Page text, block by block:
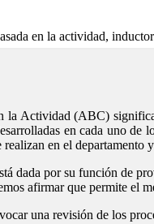
en la actividad,
la Actividad (ABC)
en cada uno de
en el departamento
dada por su función de
afirmar que permite el
una revisión de los